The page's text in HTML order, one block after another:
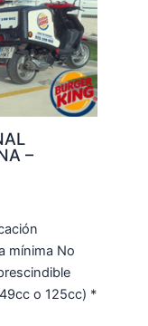
–
mínima No
o 125cc) *